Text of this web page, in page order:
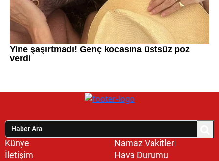
Künye
İletişim
Namaz Vakitleri
Hava Durumu